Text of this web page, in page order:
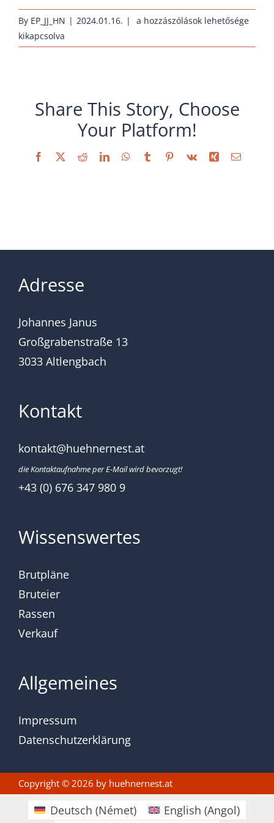
By EP_JJ_HN | 2024.01.16. |
rassehuehner-
schwarz-
a hozzászólások lehetősége
kikapcsolva
Share This Story, Choose
Your Platform!
Facebook
X RedditLinkedInWhatsApp
TumblrPinterest
Vk Xing Email
Adresse
Johannes Janus
Großgrabenstraße 13
3033 Altlengbach
Kontakt
kontakt@huehnernest.at
die Kontaktaufnahme per E-Mail wird bevorzugt!
+43 (0) 676 347 980 9
Wissenswertes
Brutpläne
Bruteier
Rassen
Verkauf
Allgemeines
Impressum
Datenschutzerklärung
Copyright © 2026 by huehnernest.at
Deutsch (Német) English (Angol)